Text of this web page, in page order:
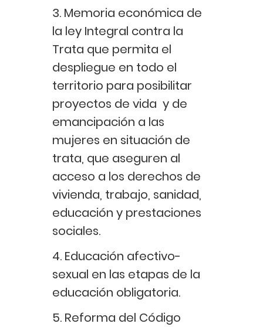
3. Memoria económica de
la ley Integral contra la
Trata que permita el
despliegue en todo el
territorio para posibilitar
proyectos de vida y de
emancipación a las
mujeres en situación de
trata, que aseguren al
acceso a los derechos de
vivienda, trabajo, sanidad,
educación y prestaciones
sociales.
4. Educación afectivo-
sexual en las etapas de la
educación obligatoria.
5. Reforma del Código